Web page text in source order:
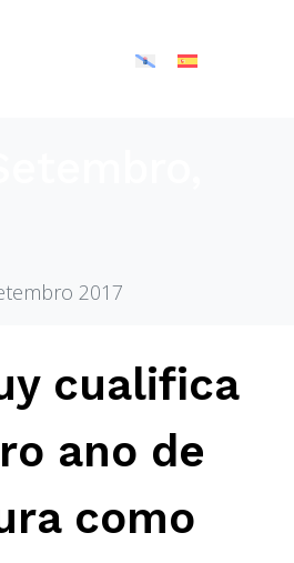
2017
cualifica
ano de
como